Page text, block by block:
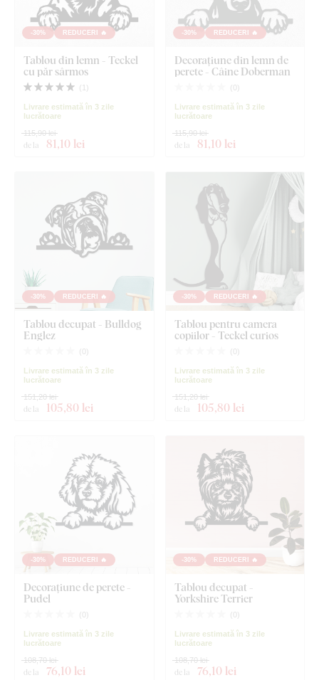
-30% REDUCERI 🔥
Tablou din lemn - Teckel
cu păr sârmos
( 1 )
Livrare estimată în 3 zile
lucrătoare
de la 81,10 lei
115,90 lei
-30% REDUCERI 🔥
Decorațiune din lemn de
perete - Câine Doberman
( 0)
Livrare estimată în 3 zile
lucrătoare
de la 81,10 lei
115,90 lei
-30% REDUCERI 🔥
Tablou decupat - Bulldog
Englez
( 0)
Livrare estimată în 3 zile
lucrătoare
de la 105,80 lei
151,20 lei
-30% REDUCERI 🔥
Tablou pentru camera
copiilor - Teckel curios
( 0)
Livrare estimată în 3 zile
lucrătoare
de la 105,80 lei
151,20 lei
-30% REDUCERI 🔥
Decorațiune de perete -
Pudel
( 0)
Livrare estimată în 3 zile
lucrătoare
de la 76,10 lei
108,70 lei
-30% REDUCERI 🔥
Tablou decupat -
Yorkshire Terrier
( 0)
Livrare estimată în 3 zile
lucrătoare
de la 76,10 lei
108,70 lei